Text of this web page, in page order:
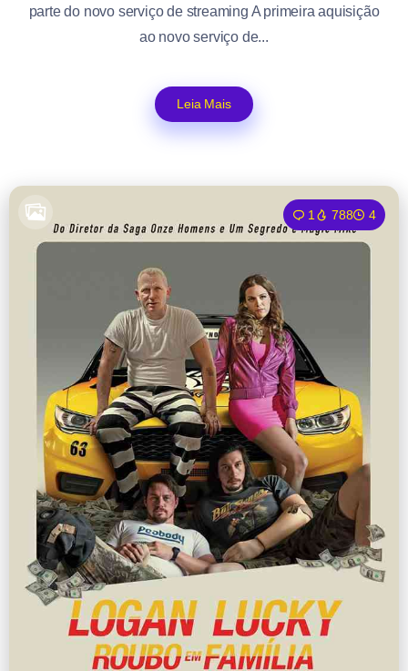
parte do novo serviço de streaming A primeira aquisição
ao novo serviço de...
Leia Mais
1 788 4